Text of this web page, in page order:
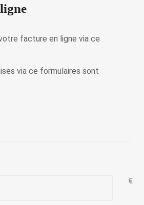
facture en ligne via ce
via ce formulaires sont
€